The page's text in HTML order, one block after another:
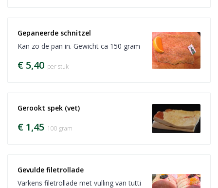
Gepaneerde schnitzel
Kan zo de pan in. Gewicht ca 150 gram
€ 5,40 per stuk
Gerookt spek (vet)
€ 1,45 100 gram
Gevulde filetrollade
Varkens filetrollade met vulling van tutti